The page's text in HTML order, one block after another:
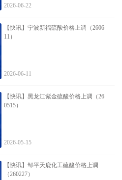
2026-06-22
【快讯】宁波新福硫酸价格上调（2606
11）
2026-06-11
【快讯】黑龙江紫金硫酸价格上调（26
0515）
2026-05-15
【快讯】邹平天鹿化工硫酸价格上调
（260227）